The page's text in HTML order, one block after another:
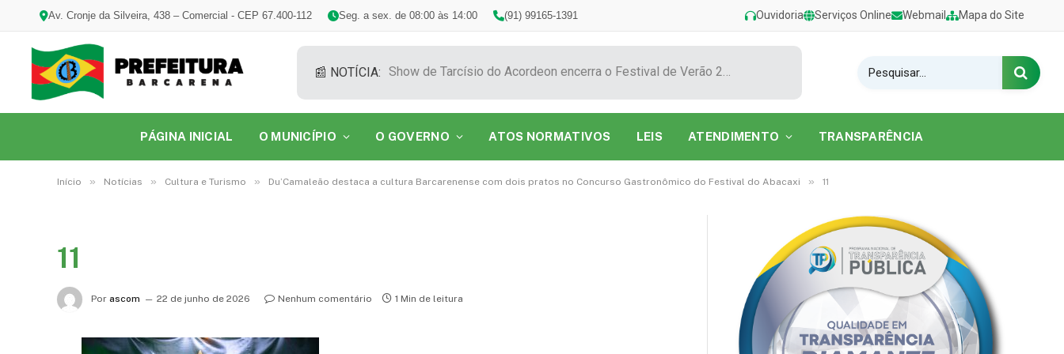
Av. Cronje da Silveira, 438 – Comercial - CEP 67.400-112 Seg. a sex. de 08:00 às 14:00 (91) 99165-1391 Ouvidoria Serviços Online Webmail Mapa do Site
📰 NOTÍCIA: Show de Tarcísio do Acordeon encerra o Festival de Verão 2026 na Praia do Caripi
PÁGINA INICIAL O MUNICÍPIO O GOVERNO ATOS NORMATIVOS LEIS ATENDIMENTO TRANSPARÊNCIA
Início » Notícias » Cultura e Turismo » Du’Camaleão destaca a cultura Barcarenense com dois pratos no Concurso Gastronômico do Festival do Abacaxi » 11
11
Por ascom 22 de junho de 2026 Nenhum comentário 1 Min de leitura